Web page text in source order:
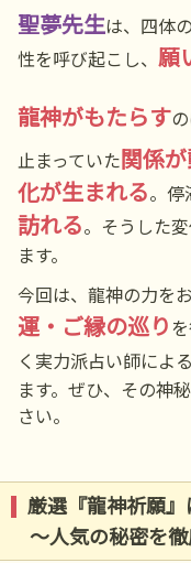
聖夢先生は、四体
性を呼び起こし、 願
龍神がもたらす
止まっていた関係
化が生まれる。停
訪れる。そうした
ます。
今回は、龍神の力を
運・ご縁の巡り
く実力派占い師による
ます。ぜひ、その神
さい。
厳選『龍神祈願
～人気の秘密を